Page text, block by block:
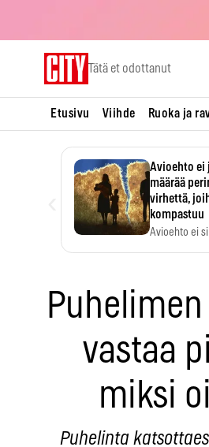
Tätä et odottanut
Etusivu Viihde Ruoka ja
Avioehto ei
määrää
virhettä,
kompastuu
Avioehto ei
vastaa
miksi
Puhelinta